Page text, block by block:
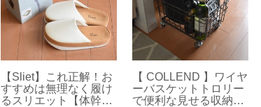
【Sliet】これ正解！お
すすめは無理なく履け
るスリエット【体幹を
【 COLLEND 】ワイヤ
ーバスケットトロリー
で便利な見せる収納